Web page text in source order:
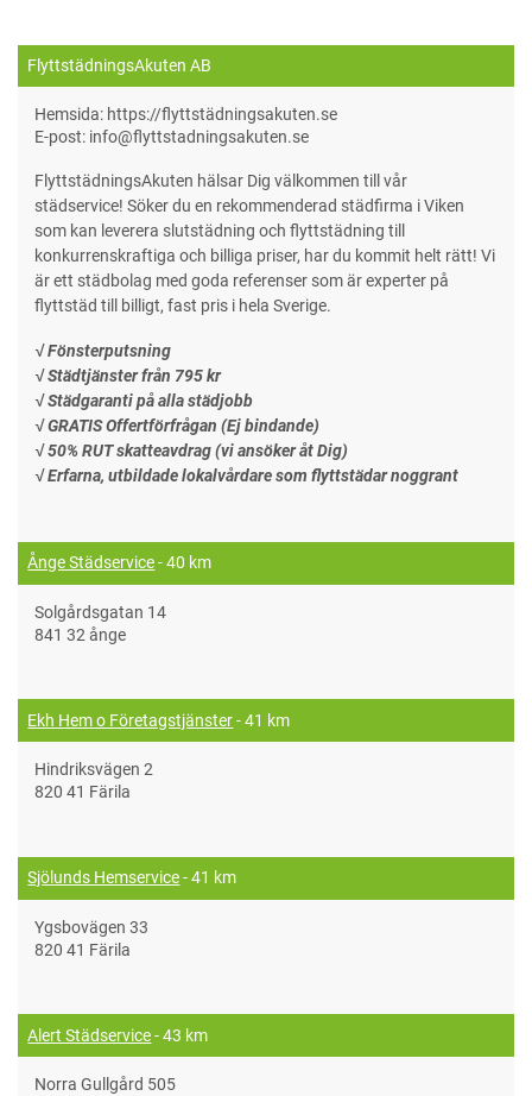
FlyttstädningsAkuten AB
Hemsida: https://flyttstädningsakuten.se
E-post: info@flyttstadningsakuten.se
FlyttstädningsAkuten hälsar Dig välkommen till vår
städservice! Söker du en rekommenderad städfirma i Viken
som kan leverera slutstädning och flyttstädning till
konkurrenskraftiga och billiga priser, har du kommit helt rätt! Vi
är ett städbolag med goda referenser som är experter på
flyttstäd till billigt, fast pris i hela Sverige.
√ Fönsterputsning
√ Städtjänster från 795 kr
√ Städgaranti på alla städjobb
√ GRATIS Offertförfrågan (Ej bindande)
√ 50% RUT skatteavdrag (vi ansöker åt Dig)
√ Erfarna, utbildade lokalvårdare som flyttstädar noggrant
Ånge Städservice- 40 km
Solgårdsgatan 14
841 32 ånge
Ekh Hem o Företagstjänster- 41 km
Hindriksvägen 2
820 41 Färila
Sjölunds Hemservice- 41 km
Ygsbovägen 33
820 41 Färila
Alert Städservice- 43 km
Norra Gullgård 505